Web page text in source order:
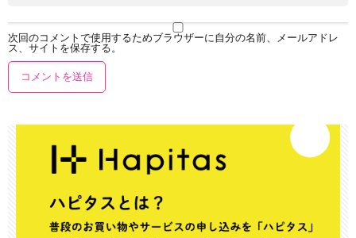
次回のコメントで使用するためブラウザーに自分の名前、メールアドレ
ス、サイトを保存する。